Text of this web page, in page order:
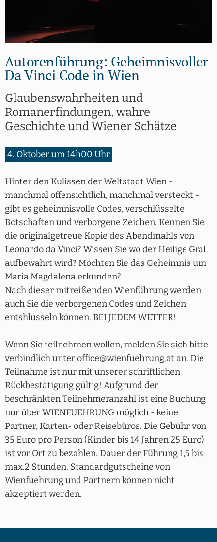
Autorenführung: Geheimnisvoller
Da Vinci Code in Wien
Glaubenswahrheiten und
Romanerfindungen, wahre
Geschichte und Wiener Schätze
4. Oktober um 14h00 Uhr
Hinter den Kulissen der Weltstadt Wien -
manchmal offensichtlich, manchmal versteckt -
gibt es geheimnisvolle Codes, verschlüsselte
Botschaften und verborgene Zeichen. Kennen Sie
die originalgetreue Kopie des Abendmahls von
Leonardo da Vinci? Wissen Sie wo der Heilige Gral
aufbewahrt wird? Möchten Sie das Geheimnis um
Maria Magdalena erkunden?
Nach dieser mitreißenden Wienführung werden
auch Sie die verborgenen Codes und Zeichen
entshlüsseln können. BEI JEDEM WETTER!
Wenn Sie teilnehmen wollen, melden Sie sich bitte
verbindlich unter office@wienfuehrung.at an. Die
Teilnahme ist nur mit unserer schriftlichen
Rückbestätigung gültig! Aufgrund der
beschränkten Teilnehmeranzahl ist eine Buchung
nur über WIENFUEHRUNG möglich - keine
Partner, Karten- oder Reisebüros. Die Gebühr von
35 Euro pro Person (Kinder bis 14 Jahren 25 Euro)
ist vor Ort zu bezahlen. Dauer der Führung 1,5 bis
max.2 Stunden. Standardgutscheine von
Wienfuehrung und Partnern können nicht
akzeptiert werden.